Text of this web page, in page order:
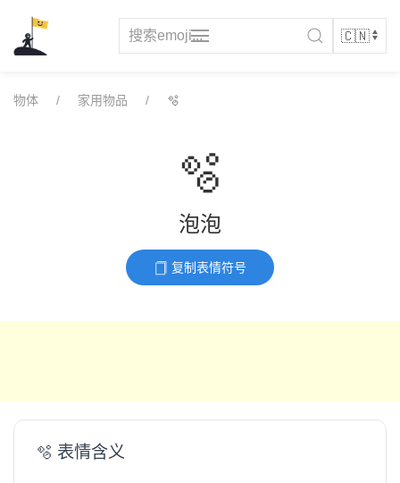
content
物体 家用物品 🫧
🫧
泡泡
复制表情符号
🫧 表情含义